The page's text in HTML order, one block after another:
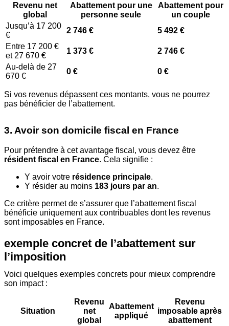
Revenu net
global
Abattement pour une
personne seule
Abattement pour
un couple
Jusqu’à 17 200
€
2 746 €
5 492 €
Entre 17 200 €
et 27 670 €
1 373 €
2 746 €
Au-delà de 27
670 €
0 € 0 €
Si vos revenus dépassent ces montants, vous ne pourrez
pas bénéficier de l’abattement.
3. Avoir son domicile fiscal en France
Pour prétendre à cet avantage fiscal, vous devez être
résident fiscal en France. Cela signifie :
Y avoir votre résidence principale.
Y résider au moins 183 jours par an.
Ce critère permet de s’assurer que l’abattement fiscal
bénéficie uniquement aux contribuables dont les revenus
sont imposables en France.
exemple concret de l’abattement sur
l’imposition
Voici quelques exemples concrets pour mieux comprendre
son impact :
Situation
Revenu
net
global
Abattement
appliqué
Revenu
imposable après
abattement